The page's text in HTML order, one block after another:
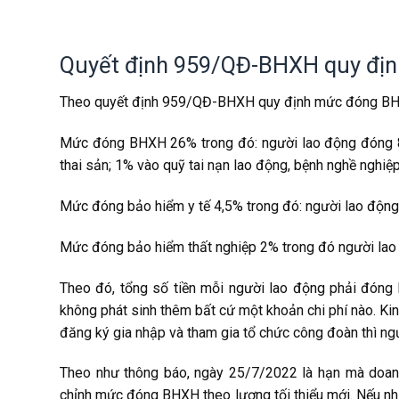
Quyết định 959/QĐ-BHXH quy
Theo quyết định 959/QĐ-BHXH quy định mức đóng
Mức đóng BHXH 26% trong đó: người lao động
thai sản; 1% vào quỹ tai nạn lao động, bệnh nghề
Mức đóng bảo hiểm y tế 4,5% trong đó: người lao
Mức đóng bảo hiểm thất nghiệp 2% trong đó người
Theo đó, tổng số tiền mỗi người lao động phải đóng
không phát sinh thêm bất cứ một khoản chi phí nào.
đăng ký gia nhập và tham gia tổ chức công đoàn thì
Theo như thông báo, ngày 25/7/2022 là hạn mà
chỉnh mức đóng BHXH theo lương tối thiểu mới. Nếu